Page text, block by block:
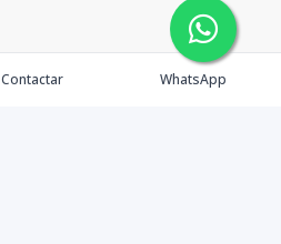
Contactar WhatsApp